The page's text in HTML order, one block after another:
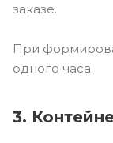
заказе.
При
одного часа.
3.